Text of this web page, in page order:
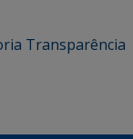
Transparência